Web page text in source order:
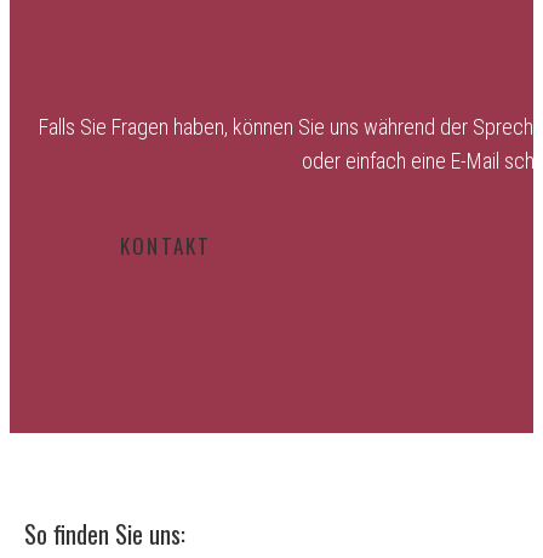
Falls Sie Fragen haben, können Sie uns während der
oder einfach eine E-Mail
KONTAKT
So finden Sie uns: